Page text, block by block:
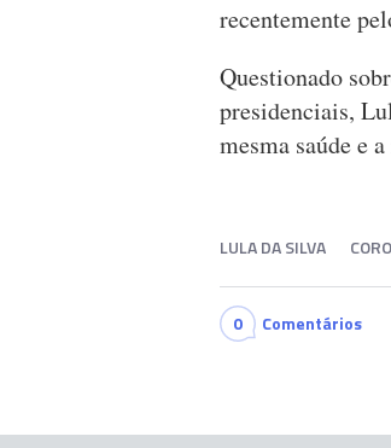
recentemente
Questionado
presidenciais,
mesma saúde e
LULA DA SILVA
0 Comentários